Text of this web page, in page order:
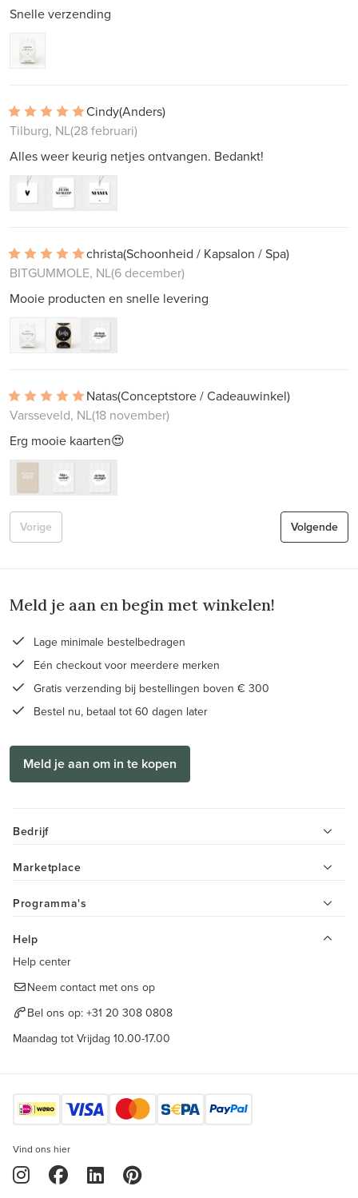
Snelle verzending
Cindy(Anders)
Tilburg, NL(28 februari)
Alles weer keurig netjes ontvangen. Bedankt!
christa(Schoonheid / Kapsalon / Spa)
BITGUMMOLE, NL(6 december)
Mooie producten en snelle levering
Natas(Conceptstore / Cadeauwinkel)
Varsseveld, NL(18 november)
Erg mooie kaarten😍
Volgende
Vorige
Meld je aan en begin met winkelen!
Lage minimale bestelbedragen
Eén checkout voor meerdere merken
Gratis verzending bij bestellingen boven € 300
Bestel nu, betaal tot 60 dagen later
Meld je aan om in te kopen
Bedrijf
Marketplace
Programma's
Help
Help center
Neem contact met ons op
Bel ons op: +31 20 308 0808
Maandag tot Vrijdag 10.00-17.00
Vind ons hier